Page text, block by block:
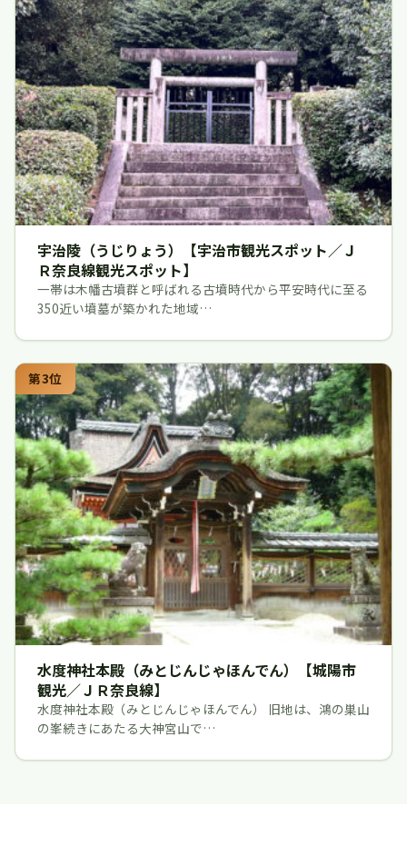
宇治陵（うじりょう）【宇治市観光スポット／Ｊ
Ｒ奈良線観光スポット】
一帯は木幡古墳群と呼ばれる古墳時代から平安時代に至る
350近い墳墓が築かれた地域…
第3位
水度神社本殿（みとじんじゃほんでん）【城陽市
観光／ＪＲ奈良線】
水度神社本殿（みとじんじゃほんでん） 旧地は、鴻の巣山
の峯続きにあたる大神宮山で…